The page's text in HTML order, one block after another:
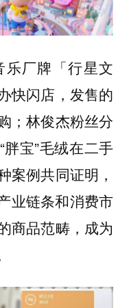
厂牌「行星文
快闪店，发售的
；林俊杰粉丝分
宝”毛绒在二手
案例共同证明，
业链条和消费市
商品范畴，成为